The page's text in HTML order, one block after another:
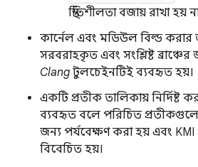
স্থিতিশীলতা বজায় রাখা হয়
কার্নেল এবং মডিউল বিল্ড করার
সরবরাহকৃত এবং সংশ্লিষ্ট ব্রাঞ্চের
Clang টুলচেইনটিই ব্যবহৃত হয়।
একটি প্রতীক তালিকায় নির্দিষ্ট
ব্যবহৃত বলে পরিচিত
জন্য পর্যবেক্ষণ করা হয় এবং KMI
বিবেচিত হয়।